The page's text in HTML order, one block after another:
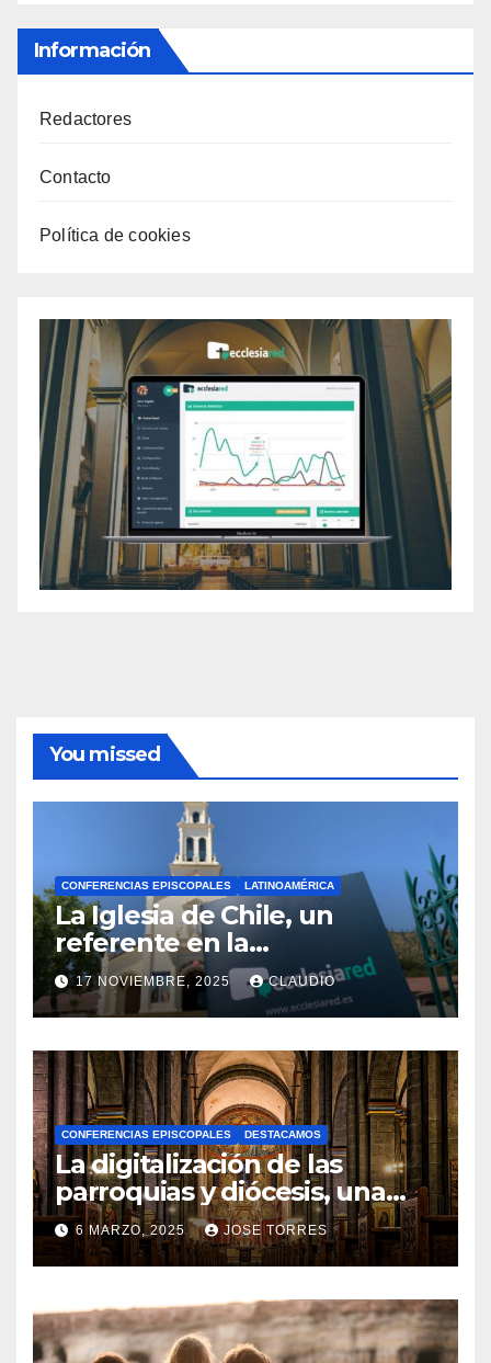
Información
Redactores
Contacto
Política de cookies
You missed
CONFERENCIAS EPISCOPALES LATINOAMÉRICA
La Iglesia de Chile, un
referente en la
transformación digital
gracias a Ecclesiared
17 NOVIEMBRE, 2025 CLAUDIO
N
O
H
A
Y
C
O
M
N
T
CONFERENCIAS EPISCOPALES DESTACAMOS
La digitalización de las
parroquias y diócesis, una
realidad ya para el futuro de
la Iglesia
6 MARZO, 2025 JOSE TORRES
N
O
H